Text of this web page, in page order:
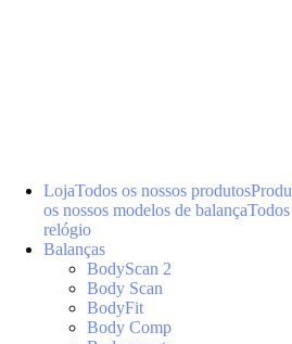
LojaTodos os nossos produtos
os nossos modelos de balança
relógio
Balanças
BodyScan 2
Body Scan
BodyFit
Body Comp